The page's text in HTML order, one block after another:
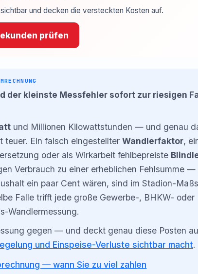
und decken die versteckten Kosten auf.
prüfen
der kleinste Messfehler sofort zur riesigen
und Millionen Kilowattstunden — und genau
teuer. Ein falsch eingestellter Wandlerfaktor,
oder als Wirkarbeit fehlbepreiste
Verbrauch zu einer erheblichen Fehlsumme
ein paar Cent wären, sind im Stadion-
Falle trifft jede große Gewerbe-, BHKW- oder
Wandlermessung.
gegen — und deckt genau diese Posten
und Einspeise-Verluste sichtbar macht.
— wann Sie zu viel zahlen